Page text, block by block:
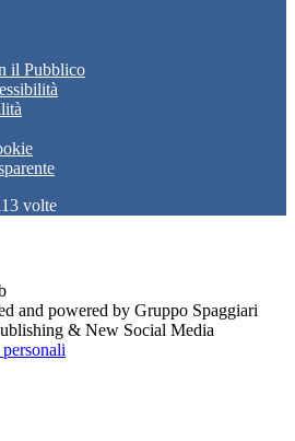
il Pubblico
volte
and powered by Gruppo Spaggiari
& New Social Media